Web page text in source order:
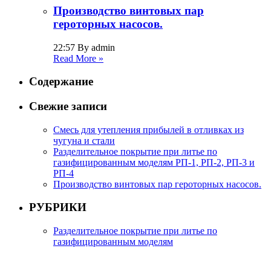
Производство винтовых пар
героторных насосов.
22:57 By admin
Read More »
Содержание
Свежие записи
Смесь для утепления прибылей в отливках из
чугуна и стали
Разделительное покрытие при литье по
газифицированным моделям РП-1, РП-2, РП-3 и
РП-4
Производство винтовых пар героторных насосов.
РУБРИКИ
Разделительное покрытие при литье по
газифицированным моделям